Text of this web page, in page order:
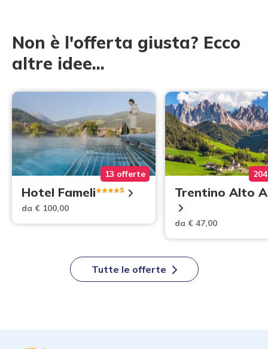
Non è l'offerta giusta? Ecco
altre idee...
13 offerte
Hotel Fameli****s
da € 100,00
Trentino Alto
da € 47,00
Tutte le offerte